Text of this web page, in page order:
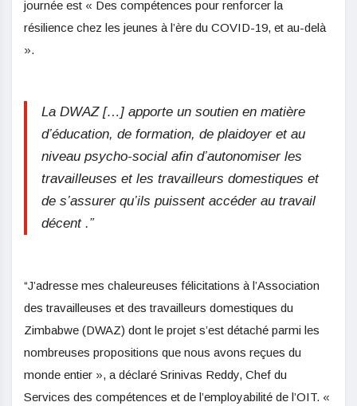
journée est « Des compétences pour renforcer la
résilience chez les jeunes à l’ère du COVID-19, et au-delà
».
La DWAZ […] apporte un soutien en matière
d’éducation, de formation, de plaidoyer et au
niveau psycho-social afin d’autonomiser les
travailleuses et les travailleurs domestiques et
de s’assurer qu’ils puissent accéder au travail
décent .”
“J’adresse mes chaleureuses félicitations à l’Association
des travailleuses et des travailleurs domestiques du
Zimbabwe (DWAZ) dont le projet s’est détaché parmi les
nombreuses propositions que nous avons reçues du
monde entier », a déclaré Srinivas Reddy, Chef du
Services des compétences et de l’employabilité de l’OIT. «